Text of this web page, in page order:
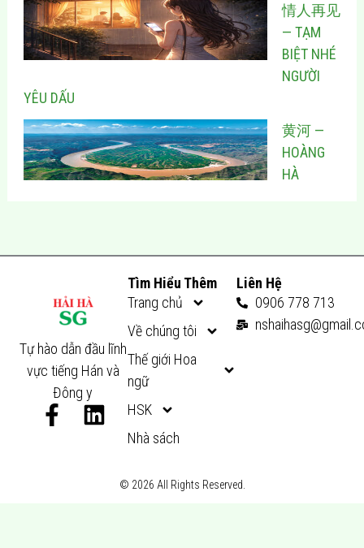
情人再见
— TẠM
BIỆT NHÉ
NGƯỜI
YÊU DẤU
黄河 —
HOÀNG
HÀ
Tự hào dẫn đầu lĩnh
vực tiếng Hán và
Đông y
F
L
Tìm Hiểu Thêm
Trang chủ
Về chúng tôi
Thế giới Hoa
ngữ
HSK
Nhà sách
Liên Hệ
0906 778 713
© 2026 All Rights Reserved.